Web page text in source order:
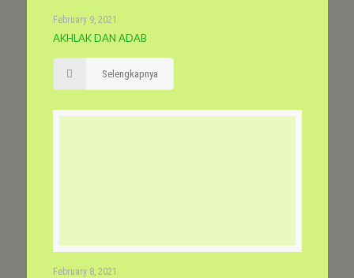
February 9, 2021
AKHLAK DAN ADAB
Selengkapnya
February 8, 2021